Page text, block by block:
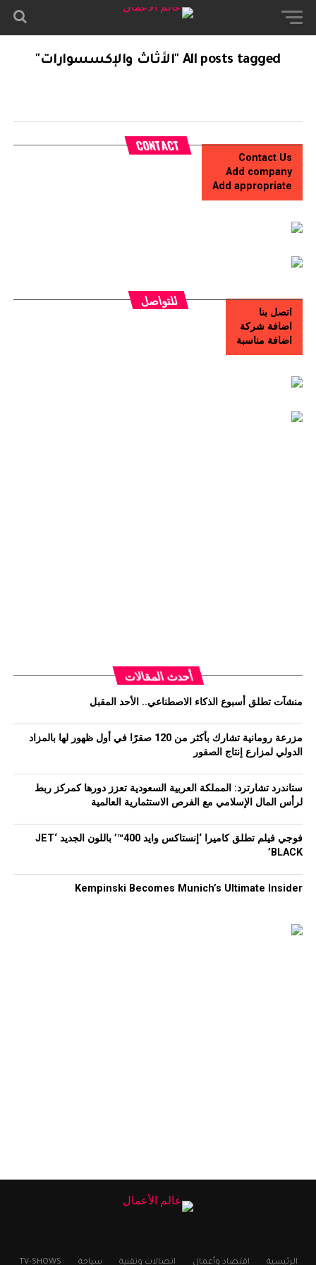
All posts tagged "الأثاث والإكسسوارات"
CONTACT
Contact Us
Add company
Add appropriate
للتواصل
اتصل بنا
اضافة شركة
اضافة مناسبة
أحدث المقالات
منشآت تطلق أسبوع الذكاء الاصطناعي.. الأحد المقبل
مزرعة رومانية تشارك بأكثر من 120 صقرًا في أول ظهور لها بالمزاد
الدولي لمزارع إنتاج الصقور
ستاندرد تشارترد: المملكة العربية السعودية تعزز دورها كمركز ربط
لرأس المال الإسلامي مع الفرص الاستثمارية العالمية
فوجي فيلم تطلق كاميرا ‘إنستاكس وايد 400™’ باللون الجديد ‘JET
BLACK’
Kempinski Becomes Munich’s Ultimate Insider
الرئيسية اقتصاد وأعمال اتصالات وتقنية سياحة TV-SHOWS